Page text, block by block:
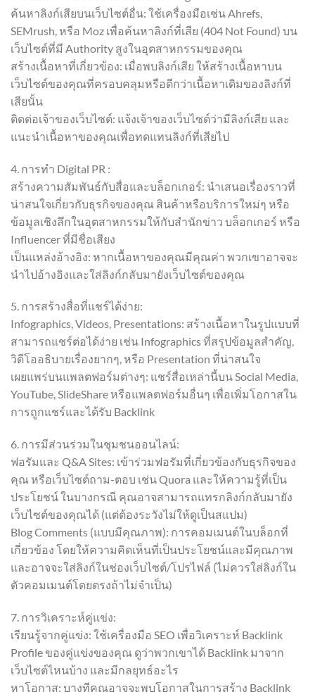
ค้นหาลิงก์เสียบนเว็บไซต์อื่น: ใช้เครื่องมือเช่น Ahrefs,
SEMrush, หรือ Moz เพื่อค้นหาลิงก์ที่เสีย (404 Not Found) บน
เว็บไซต์ที่มี Authority สูงในอุตสาหกรรมของคุณ
สร้างเนื้อหาที่เกี่ยวข้อง: เมื่อพบลิงก์เสีย ให้สร้างเนื้อหาบน
เว็บไซต์ของคุณที่ครอบคลุมหรือดีกว่าเนื้อหาเดิมของลิงก์ที่
เสียนั้น
ติดต่อเจ้าของเว็บไซต์: แจ้งเจ้าของเว็บไซต์ว่ามีลิงก์เสีย และ
แนะนำเนื้อหาของคุณเพื่อทดแทนลิงก์ที่เสียไป
4. การทำ Digital PR :
สร้างความสัมพันธ์กับสื่อและบล็อกเกอร์: นำเสนอเรื่องราวที่
น่าสนใจเกี่ยวกับธุรกิจของคุณ สินค้าหรือบริการใหม่ๆ หรือ
ข้อมูลเชิงลึกในอุตสาหกรรมให้กับสำนักข่าว บล็อกเกอร์ หรือ
Influencer ที่มีชื่อเสียง
เป็นแหล่งอ้างอิง: หากเนื้อหาของคุณมีคุณค่า พวกเขาอาจจะ
นำไปอ้างอิงและใส่ลิงก์กลับมายังเว็บไซต์ของคุณ
5. การสร้างสื่อที่แชร์ได้ง่าย:
Infographics, Videos, Presentations: สร้างเนื้อหาในรูปแบบที่
สามารถแชร์ต่อได้ง่าย เช่น Infographics ที่สรุปข้อมูลสำคัญ,
วิดีโออธิบายเรื่องยากๆ, หรือ Presentation ที่น่าสนใจ
เผยแพร่บนแพลตฟอร์มต่างๆ: แชร์สื่อเหล่านี้บน Social Media,
YouTube, SlideShare หรือแพลตฟอร์มอื่นๆ เพื่อเพิ่มโอกาสใน
การถูกแชร์และได้รับ Backlink
6. การมีส่วนร่วมในชุมชนออนไลน์:
ฟอรัมและ Q&A Sites: เข้าร่วมฟอรัมที่เกี่ยวข้องกับธุรกิจของ
คุณ หรือเว็บไซต์ถาม-ตอบ เช่น Quora และให้ความรู้ที่เป็น
ประโยชน์ ในบางกรณี คุณอาจสามารถแทรกลิงก์กลับมายัง
เว็บไซต์ของคุณได้ (แต่ต้องระวังไม่ให้ดูเป็นสแปม)
Blog Comments (แบบมีคุณภาพ): การคอมเมนต์ในบล็อกที่
เกี่ยวข้อง โดยให้ความคิดเห็นที่เป็นประโยชน์และมีคุณภาพ
และอาจจะใส่ลิงก์ในช่องเว็บไซต์/โปรไฟล์ (ไม่ควรใส่ลิงก์ใน
ตัวคอมเมนต์โดยตรงถ้าไม่จำเป็น)
7. การวิเคราะห์คู่แข่ง:
เรียนรู้จากคู่แข่ง: ใช้เครื่องมือ SEO เพื่อวิเคราะห์ Backlink
Profile ของคู่แข่งของคุณ ดูว่าพวกเขาได้ Backlink มาจาก
เว็บไซต์ไหนบ้าง และมีกลยุทธ์อะไร
หาโอกาส: บางทีคุณอาจจะพบโอกาสในการสร้าง Backlink